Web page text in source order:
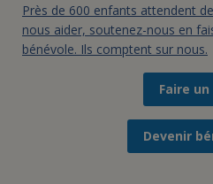
Près de 600 enfants attendent
nous aider, soutenez-nous en
bénévole. Ils comptent sur nous.
Faire un
Devenir